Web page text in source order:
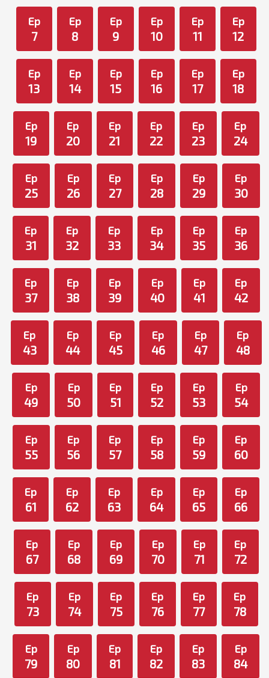
Ep
7
Ep
8
Ep
9
Ep
10
Ep
11
Ep
12
Ep
13
Ep
14
Ep
15
Ep
16
Ep
17
Ep
18
Ep
19
Ep
20
Ep
21
Ep
22
Ep
23
Ep
24
Ep
25
Ep
26
Ep
27
Ep
28
Ep
29
Ep
30
Ep
31
Ep
32
Ep
33
Ep
34
Ep
35
Ep
36
Ep
37
Ep
38
Ep
39
Ep
40
Ep
41
Ep
42
Ep
43
Ep
44
Ep
45
Ep
46
Ep
47
Ep
48
Ep
49
Ep
50
Ep
51
Ep
52
Ep
53
Ep
54
Ep
55
Ep
56
Ep
57
Ep
58
Ep
59
Ep
60
Ep
61
Ep
62
Ep
63
Ep
64
Ep
65
Ep
66
Ep
67
Ep
68
Ep
69
Ep
70
Ep
71
Ep
72
Ep
73
Ep
74
Ep
75
Ep
76
Ep
77
Ep
78
Ep
79
Ep
80
Ep
81
Ep
82
Ep
83
Ep
84